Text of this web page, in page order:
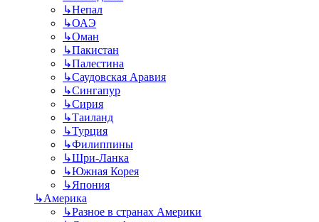
↳Непал
↳ОАЭ
↳Оман
↳Пакистан
↳Палестина
↳Саудовская Аравия
↳Сингапур
↳Сирия
↳Таиланд
↳Турция
↳Филиппины
↳Шри-Ланка
↳Южная Корея
↳Япония
↳Америка
↳Разное в странах Америки